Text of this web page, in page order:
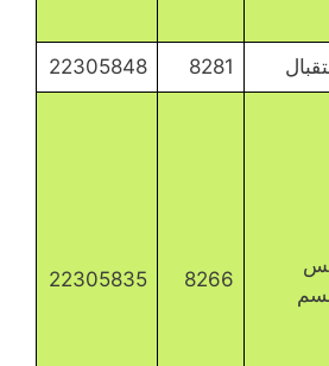
8281
22305848
8266
22305835